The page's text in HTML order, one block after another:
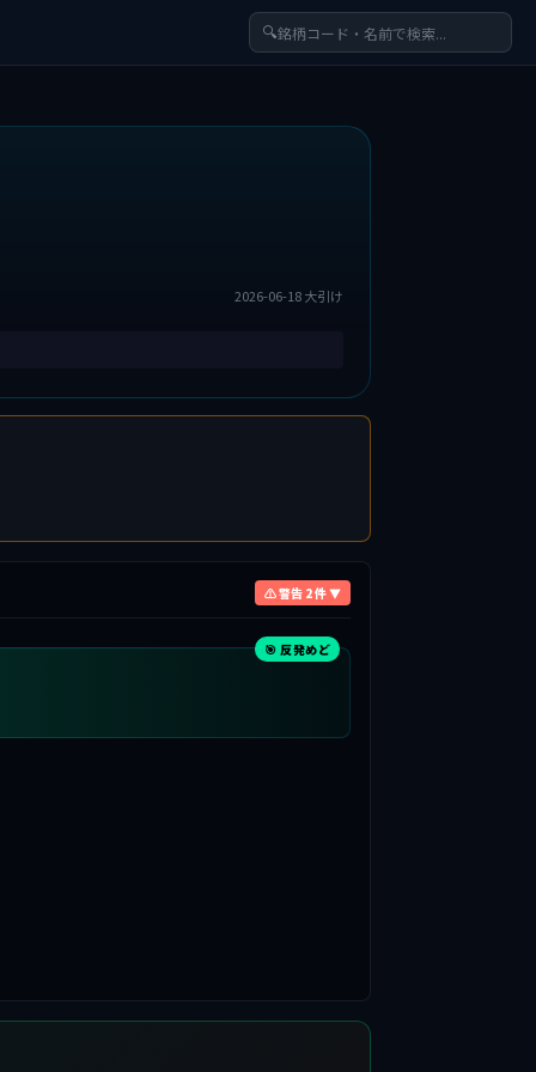
🔍
2026-06-18 大引け
⚠ 警告 2 件 ▼
🎯 反発めど